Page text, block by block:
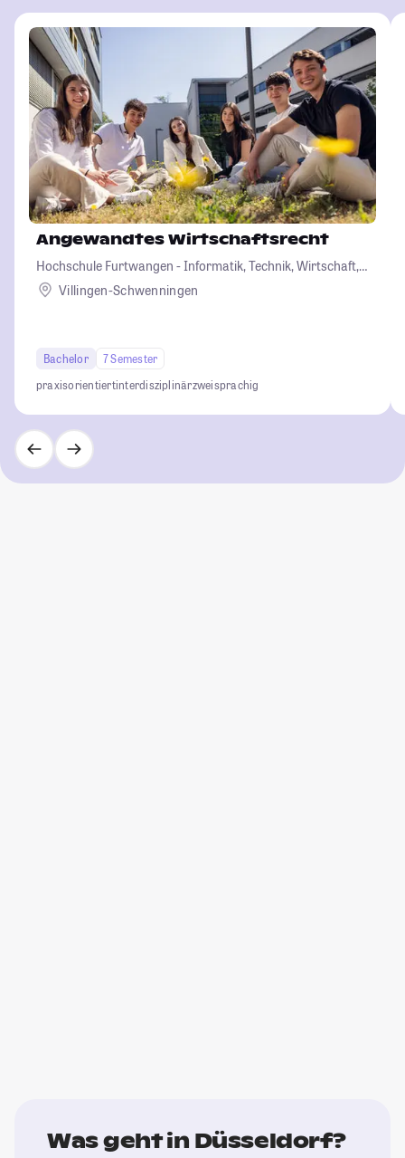
Angewandtes Wirtschaftsrecht
Hochschule Furtwangen - Informatik, Technik, Wirtschaft,
Medien, Gesundheit
Villingen-Schwenningen
Bachelor
7 Semester
praxisorientiertinterdisziplinärzweisprachig
Was geht in Düsseldorf?